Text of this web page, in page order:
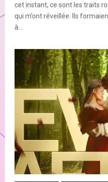
cet instant, ce sont les traits
qui m’ont réveillée. Ils
à...